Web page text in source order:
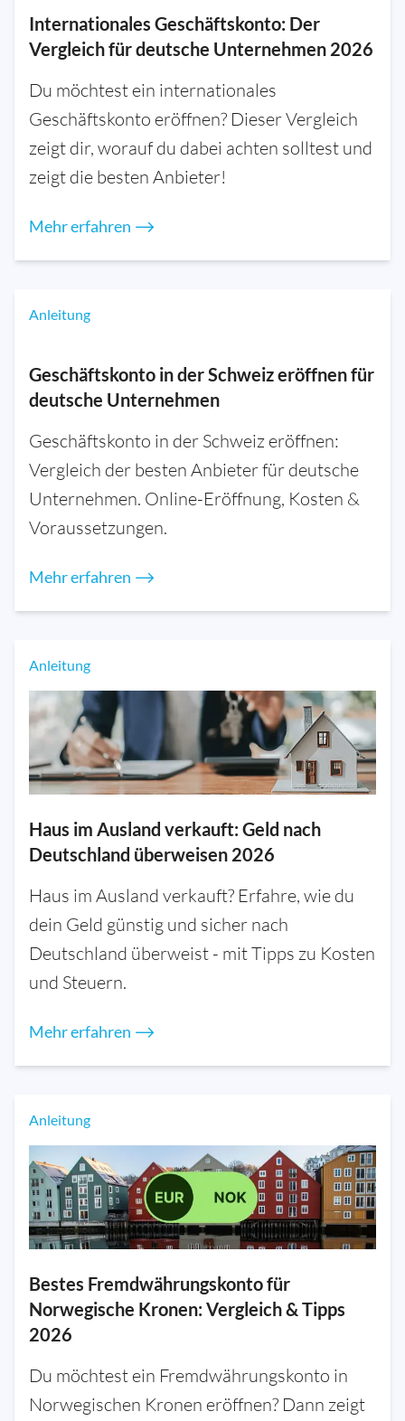
Internationales Geschäftskonto: Der
Vergleich für deutsche Unternehmen 2026
Du möchtest ein internationales
Geschäftskonto eröffnen? Dieser Vergleich
zeigt dir, worauf du dabei achten solltest und
zeigt die besten Anbieter!
Mehr erfahren ⟶
Anleitung
Geschäftskonto in der Schweiz eröffnen für
deutsche Unternehmen
Geschäftskonto in der Schweiz eröffnen:
Vergleich der besten Anbieter für deutsche
Unternehmen. Online-Eröffnung, Kosten &
Voraussetzungen.
Mehr erfahren ⟶
Anleitung
Haus im Ausland verkauft: Geld nach
Deutschland überweisen 2026
Haus im Ausland verkauft? Erfahre, wie du
dein Geld günstig und sicher nach
Deutschland überweist - mit Tipps zu Kosten
und Steuern.
Mehr erfahren ⟶
Anleitung
Bestes Fremdwährungskonto für
Norwegische Kronen: Vergleich & Tipps
2026
Du möchtest ein Fremdwährungskonto in
Norwegischen Kronen eröffnen? Dann zeigt